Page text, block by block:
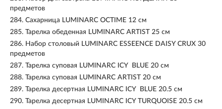
предметов
284. Сахарница LUMINARC OCTIME 12 см
285. Тарелка обеденная LUMINARC ARTIST 25 см
286. Набор столовый LUMINARC ESSEENCE DAISY CRUX 30
предметов
287. Тарелка суповая LUMINARC ICY BLUE 20 см
288. Тарелка суповая LUMINARC ARTIST 20 см
289. Тарелка десертная LUMINARC ICY BLUE 20.5 см
290. Тарелка десертная LUMINARC ICY TURQUOISE 20.5 см